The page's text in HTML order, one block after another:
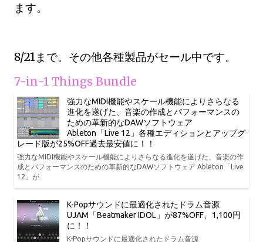
ます。
8/21まで。その他各種製品がセール中です。
7-in-1 Things Bundle
強力なMIDI機能やスケール機能によりさらなる
進化を遂げた、音楽の作成とパフォーマンスの
ための革新的なDAWソフトウェア
Ableton「Live 12」各種エディションとアップグ
レード版が25%OFF過去最安値に！！
強力なMIDI機能やスケール機能によりさらなる進化を遂げた、音楽の作
成とパフォーマンスのための革新的なDAWソフトウェア Ableton「Live
12」が
K-Popサウンドに最適化されたドラム音源
UJAM「Beatmaker IDOL」が87%OFF、1,100円
に！！
K-Popサウンドに最適化されたドラム音源